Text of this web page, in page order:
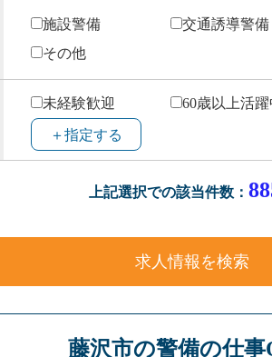
施設警備 交通誘導警備
その他
未経験歓迎 60歳以上活躍
＋指定する
上記選択での該当件数：
藤沢市の警備の仕